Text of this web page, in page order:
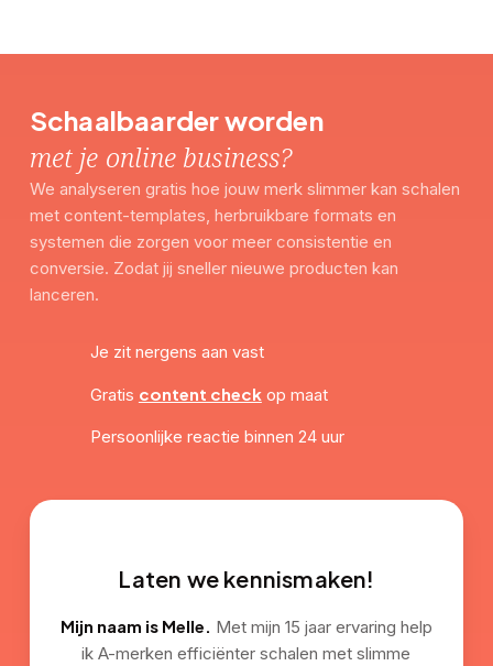
Schaalbaarder worden
met je online business?
We analyseren gratis hoe jouw merk slimmer kan schalen
met content-templates, herbruikbare formats en
systemen die zorgen voor meer consistentie en
conversie. Zodat jij sneller nieuwe producten kan
lanceren.
Je zit nergens aan vast
Gratis content checkop maat
Persoonlijke reactie binnen 24 uur
Laten we kennismaken!
Mijn naam is Melle. Met mijn 15 jaar ervaring help
ik A-merken efficiënter schalen met slimme